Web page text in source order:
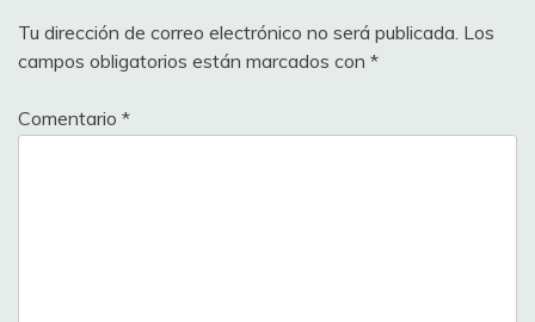
Tu dirección de correo electrónico no será publicada. Los
campos obligatorios están marcados con *
Comentario *